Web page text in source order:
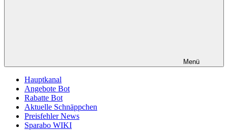
Menü
Hauptkanal
Angebote Bot
Rabatte Bot
Aktuelle Schnäppchen
Preisfehler News
Sparabo WIKI